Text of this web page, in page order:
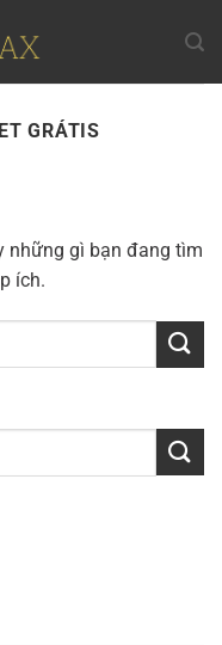
GRÁTIS
những gì bạn đang tìm
ích.